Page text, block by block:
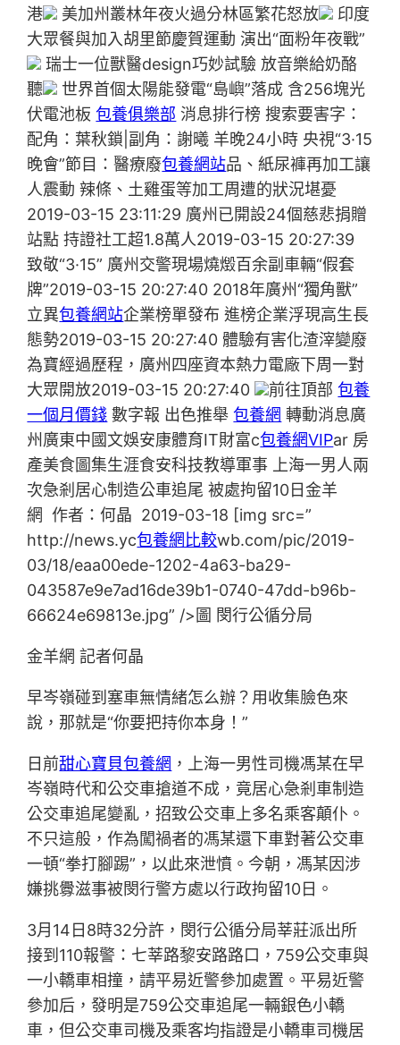
港 美加州叢林年夜火過分林區繁花怒放
印度
大眾餐與加入胡里節慶賀運動 演出“面粉年夜戰”
瑞士一位獸醫design巧妙試驗 放音樂給奶酪
聽
世界首個太陽能發電“島嶼”落成 含256塊光
伏電池板包養俱樂部 消息排行榜 搜索要害字：
配角：葉秋鎖|副角：謝曦 羊晚24小時 央視“3·15
晚會”節目：醫療廢包養網站品、紙尿褲再加工讓
人震動 辣條、土雞蛋等加工周遭的狀況堪憂
2019-03-15 23:11:29 廣州已開設24個慈悲捐贈
站點 持證社工超1.8萬人2019-03-15 20:27:39
致敬“3·15” 廣州交警現場燒燬百余副車輛“假套
牌”2019-03-15 20:27:40 2018年廣州“獨角獸”
立異包養網站企業榜單發布 進榜企業浮現高生長
態勢2019-03-15 20:27:40 體驗有害化渣滓變廢
為寶經過歷程，廣州四座資本熱力電廠下周一對
大眾開放2019-03-15 20:27:40
前往頂部包養
一個月價錢 數字報 出色推舉包養網 轉動消息廣
州廣東中國文娛安康體育IT財富c包養網VIPar 房
產美食圖集生涯食安科技教導軍事 上海一男人兩
次急剎居心制造公車追尾 被處拘留10日金羊
網 作者：何晶 2019-03-18 [img src=”
http://news.yc包養網比較wb.com/pic/2019-
03/18/eaa00ede-1202-4a63-ba29-
043587e9e7ad16de39b1-0740-47dd-b96b-
66624e69813e.jpg” />圖 閔行公循分局
金羊網 記者何晶
早岑嶺碰到塞車無情緒怎么辦？用收集臉色來
說，那就是“你要把持你本身！”
日前甜心寶貝包養網 ，上海一男性司機馮某在早
岑嶺時代和公交車搶道不成，竟居心急剎車制造
公交車追尾變亂，招致公交車上多名乘客顛仆。
不只這般，作為闖禍者的馮某還下車對著公交車
一頓“拳打腳踢”，以此來泄憤。今朝，馮某因涉
嫌挑釁滋事被閔行警方處以行政拘留10日。
3月14日8時32分許，閔行公循分局莘莊派出所
接到110報警：七莘路黎安路路口，759公交車與
一小轎車相撞，請平易近警參加處置。平易近警
參加后，發明是759公交車追尾一輛銀色小轎
車，但公交車司機及乘客均指證是小轎車司機居